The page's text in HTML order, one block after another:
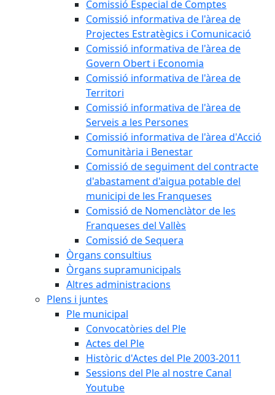
Comissió Especial de Comptes
Comissió informativa de l'àrea de
Projectes Estratègics i Comunicació
Comissió informativa de l'àrea de
Govern Obert i Economia
Comissió informativa de l'àrea de
Territori
Comissió informativa de l'àrea de
Serveis a les Persones
Comissió informativa de l'àrea d'Acció
Comunitària i Benestar
Comissió de seguiment del contracte
d'abastament d'aigua potable del
municipi de les Franqueses
Comissió de Nomenclàtor de les
Franqueses del Vallès
Comissió de Sequera
Òrgans consultius
Òrgans supramunicipals
Altres administracions
Plens i juntes
Ple municipal
Convocatòries del Ple
Actes del Ple
Històric d'Actes del Ple 2003-2011
Sessions del Ple al nostre Canal
Youtube